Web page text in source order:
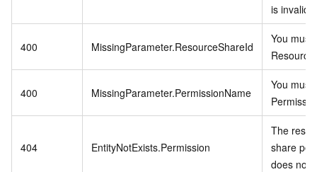
is invalid.
400 MissingParameter.ResourceShareId
You must
400 MissingParameter.PermissionName
You must
404 EntityNotExists.Permission
The
share
does not